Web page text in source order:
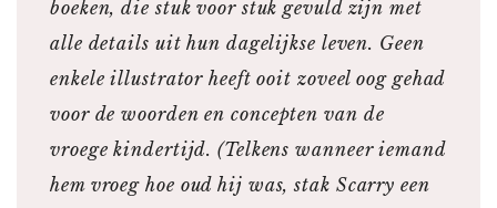
boeken, die stuk voor stuk gevuld zijn met
alle details uit hun dagelijkse leven. Geen
enkele illustrator heeft ooit zoveel oog gehad
voor de woorden en concepten van de
vroege kindertijd. (Telkens wanneer iemand
hem vroeg hoe oud hij was, stak Scarry een